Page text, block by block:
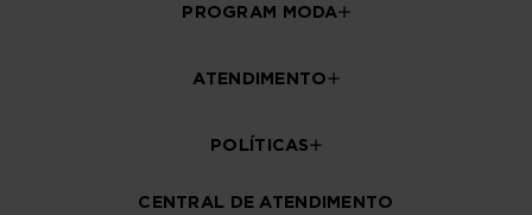
PROGRAM MODA
ATENDIMENTO
POLÍTICAS
CENTRAL DE ATENDIMENTO